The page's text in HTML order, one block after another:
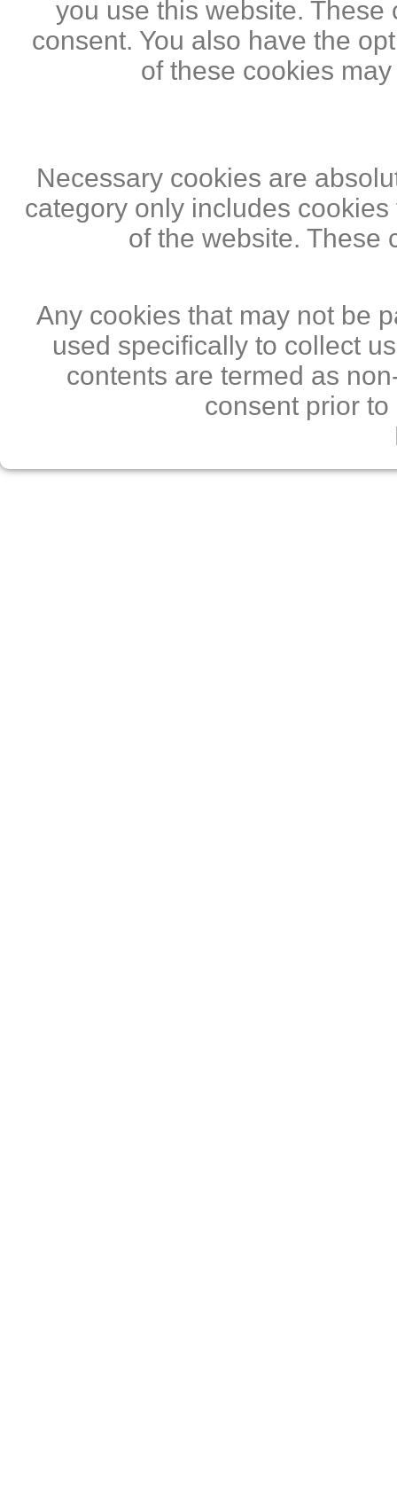
you use this website.
consent. You also have the
of these cookies
Necessary cookies are
category only includes
of the website. These
Any cookies that may not be
used specifically to collect
contents are termed as
consent prior